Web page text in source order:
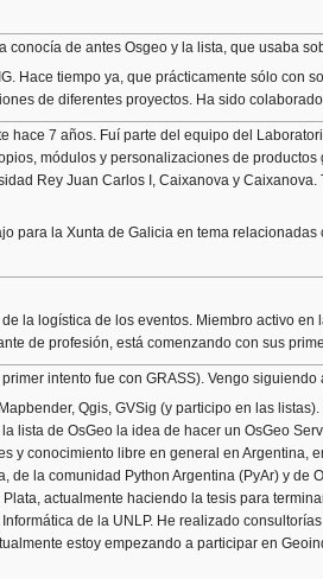
de antes Osgeo y la lista, que usaba
Hace tiempo ya, que prácticamente sólo con
de diferentes proyectos. Ha sido
hace 7 años. Fuí parte del equipo del
módulos y personalizaciones de
Rey Juan Carlos I, Caixanova y
para la Xunta de Galicia en tema
la logística de los eventos. Miembro activo en
de profesión, está comenzando con sus
intento fue con GRASS). Vengo siguiendo
Qgis, GVSig (y participo en las
lista de OsGeo la idea de hacer un OsGeo
y conocimiento libre en general en Argentina,
la comunidad Python Argentina (PyAr) y de
actualmente haciendo la tesis para
de la UNLP. He realizado
estoy empezando a participar en